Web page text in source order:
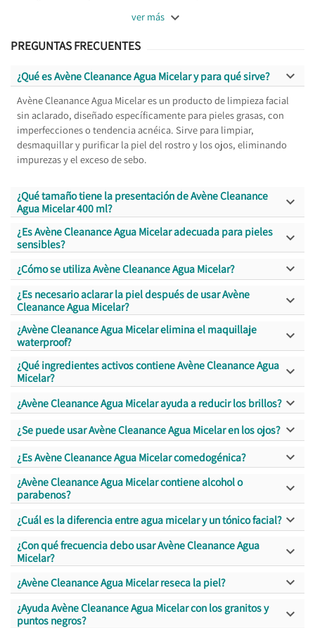
ver más 
PREGUNTAS FRECUENTES
¿Qué es Avène Cleanance Agua Micelar y para qué sirve? 
Avène Cleanance Agua Micelar es un producto de limpieza facial
sin aclarado, diseñado específicamente para pieles grasas, con
imperfecciones o tendencia acnéica. Sirve para limpiar,
desmaquillar y purificar la piel del rostro y los ojos, eliminando
impurezas y el exceso de sebo.
¿Qué tamaño tiene la presentación de Avène Cleanance
Agua Micelar 400 ml?

¿Es Avène Cleanance Agua Micelar adecuada para pieles
sensibles?

¿Cómo se utiliza Avène Cleanance Agua Micelar? 
¿Es necesario aclarar la piel después de usar Avène
Cleanance Agua Micelar?

¿Avène Cleanance Agua Micelar elimina el maquillaje
waterproof?

¿Qué ingredientes activos contiene Avène Cleanance Agua
Micelar?

¿Avène Cleanance Agua Micelar ayuda a reducir los brillos?
¿Se puede usar Avène Cleanance Agua Micelar en los ojos? 
¿Es Avène Cleanance Agua Micelar comedogénica? 
¿Avène Cleanance Agua Micelar contiene alcohol o
parabenos?

¿Cuál es la diferencia entre agua micelar y un tónico facial?
¿Con qué frecuencia debo usar Avène Cleanance Agua
Micelar?

¿Avène Cleanance Agua Micelar reseca la piel? 
¿Ayuda Avène Cleanance Agua Micelar con los granitos y
puntos negros?
